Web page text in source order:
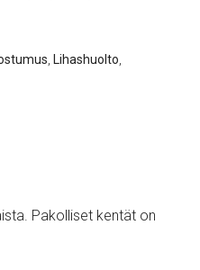
Lihashuolto
Pakolliset kentät on